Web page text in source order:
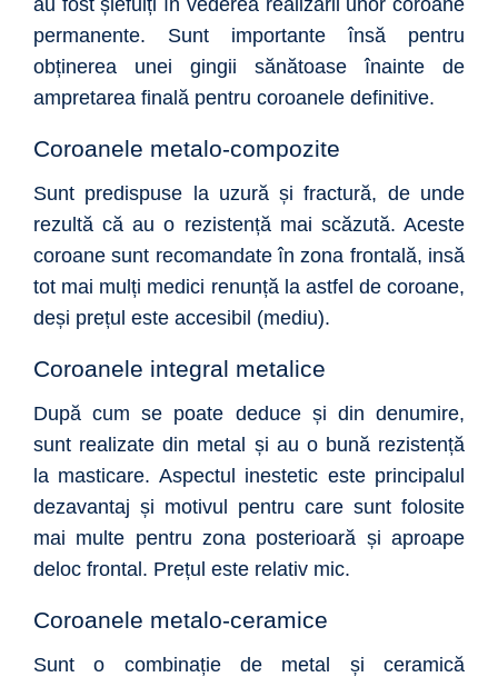
permanente. Sunt importante însă pentru
obținerea unei gingii sănătoase înainte de
ampretarea finală pentru coroanele definitive.
Coroanele metalo-compozite
Sunt predispuse la uzură și fractură, de unde
rezultă că au o rezistență mai scăzută. Aceste
coroane sunt recomandate în zona frontală, insă
tot mai mulți medici renunță la astfel de coroane,
deși prețul este accesibil (mediu).
Coroanele integral metalice
După cum se poate deduce și din denumire,
sunt realizate din metal și au o bună rezistență
la masticare. Aspectul inestetic este principalul
dezavantaj și motivul pentru care sunt folosite
mai multe pentru zona posterioară și aproape
deloc frontal. Prețul este relativ mic.
Coroanele metalo-ceramice
Sunt o combinație de metal și ceramică